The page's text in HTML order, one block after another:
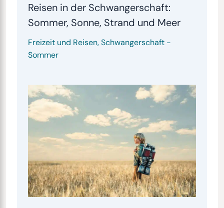
Reisen in der Schwangerschaft:
Sommer, Sonne, Strand und Meer
Freizeit und Reisen,Schwangerschaft-
Sommer